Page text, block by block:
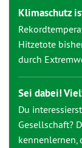
Klimaschutz
Hitzetote
durch
Sei dabei!
Du
Gesellschaft?
kennenlernen,